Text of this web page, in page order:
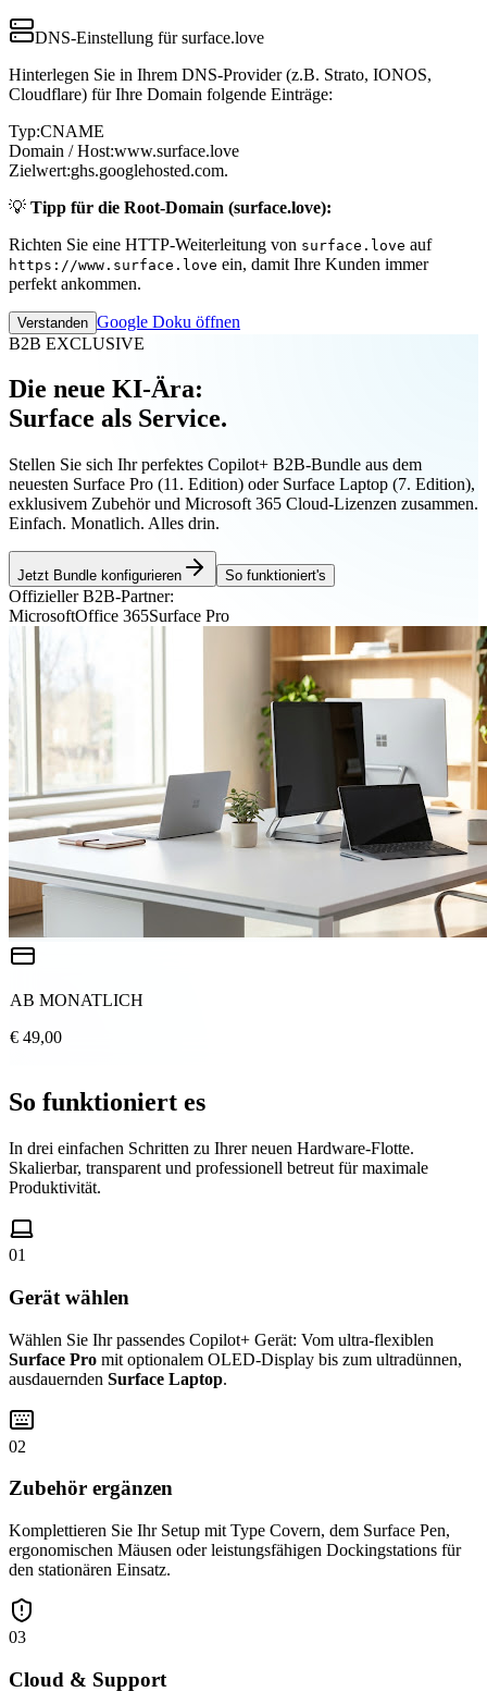
DNS-Einstellung für surface.love
Hinterlegen Sie in Ihrem DNS-Provider (z.B. Strato, IONOS,
Cloudflare) für Ihre Domain folgende Einträge:
Typ:CNAME
Domain / Host:www.surface.love
Zielwert:ghs.googlehosted.com.
💡 Tipp für die Root-Domain (surface.love):
Richten Sie eine HTTP-Weiterleitung von surface.love auf
https://www.surface.love ein, damit Ihre Kunden immer
perfekt ankommen.
Verstanden Google Doku öffnen
B2B EXCLUSIVE
Die neue KI-Ära:
Surface als Service.
Stellen Sie sich Ihr perfektes Copilot+ B2B-Bundle aus dem
neuesten Surface Pro (11. Edition) oder Surface Laptop (7. Edition),
exklusivem Zubehör und Microsoft 365 Cloud-Lizenzen zusammen.
Einfach. Monatlich. Alles drin.
Jetzt Bundle konfigurieren So funktioniert's
Offizieller B2B-Partner:
MicrosoftOffice 365Surface Pro
AB MONATLICH
€ 49,00
So funktioniert es
In drei einfachen Schritten zu Ihrer neuen Hardware-Flotte.
Skalierbar, transparent und professionell betreut für maximale
Produktivität.
01
Gerät wählen
Wählen Sie Ihr passendes Copilot+ Gerät: Vom ultra-flexiblen
Surface Pro mit optionalem OLED-Display bis zum ultradünnen,
ausdauernden Surface Laptop.
02
Zubehör ergänzen
Komplettieren Sie Ihr Setup mit Type Covern, dem Surface Pen,
ergonomischen Mäusen oder leistungsfähigen Dockingstations für
den stationären Einsatz.
03
Cloud & Support